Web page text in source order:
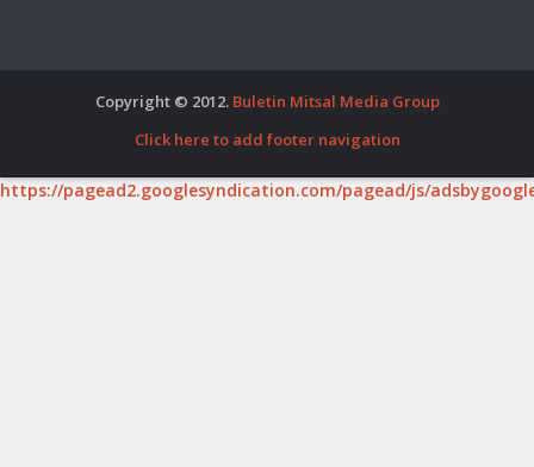
Copyright © 2012. Buletin Mitsal Media Group
Click here to add footer navigation
https://pagead2.googlesyndication.com/pagead/js/